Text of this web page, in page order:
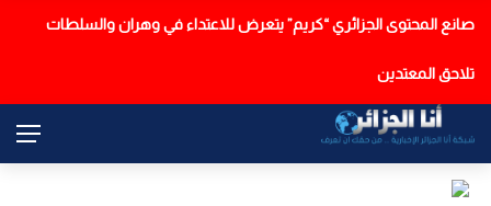
عاجل
حرائق الغابات لا تزال مندلعة في تيزي وزو وقالمة وغليزان